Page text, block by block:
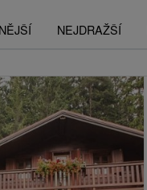
NEJDRAŽŠÍ